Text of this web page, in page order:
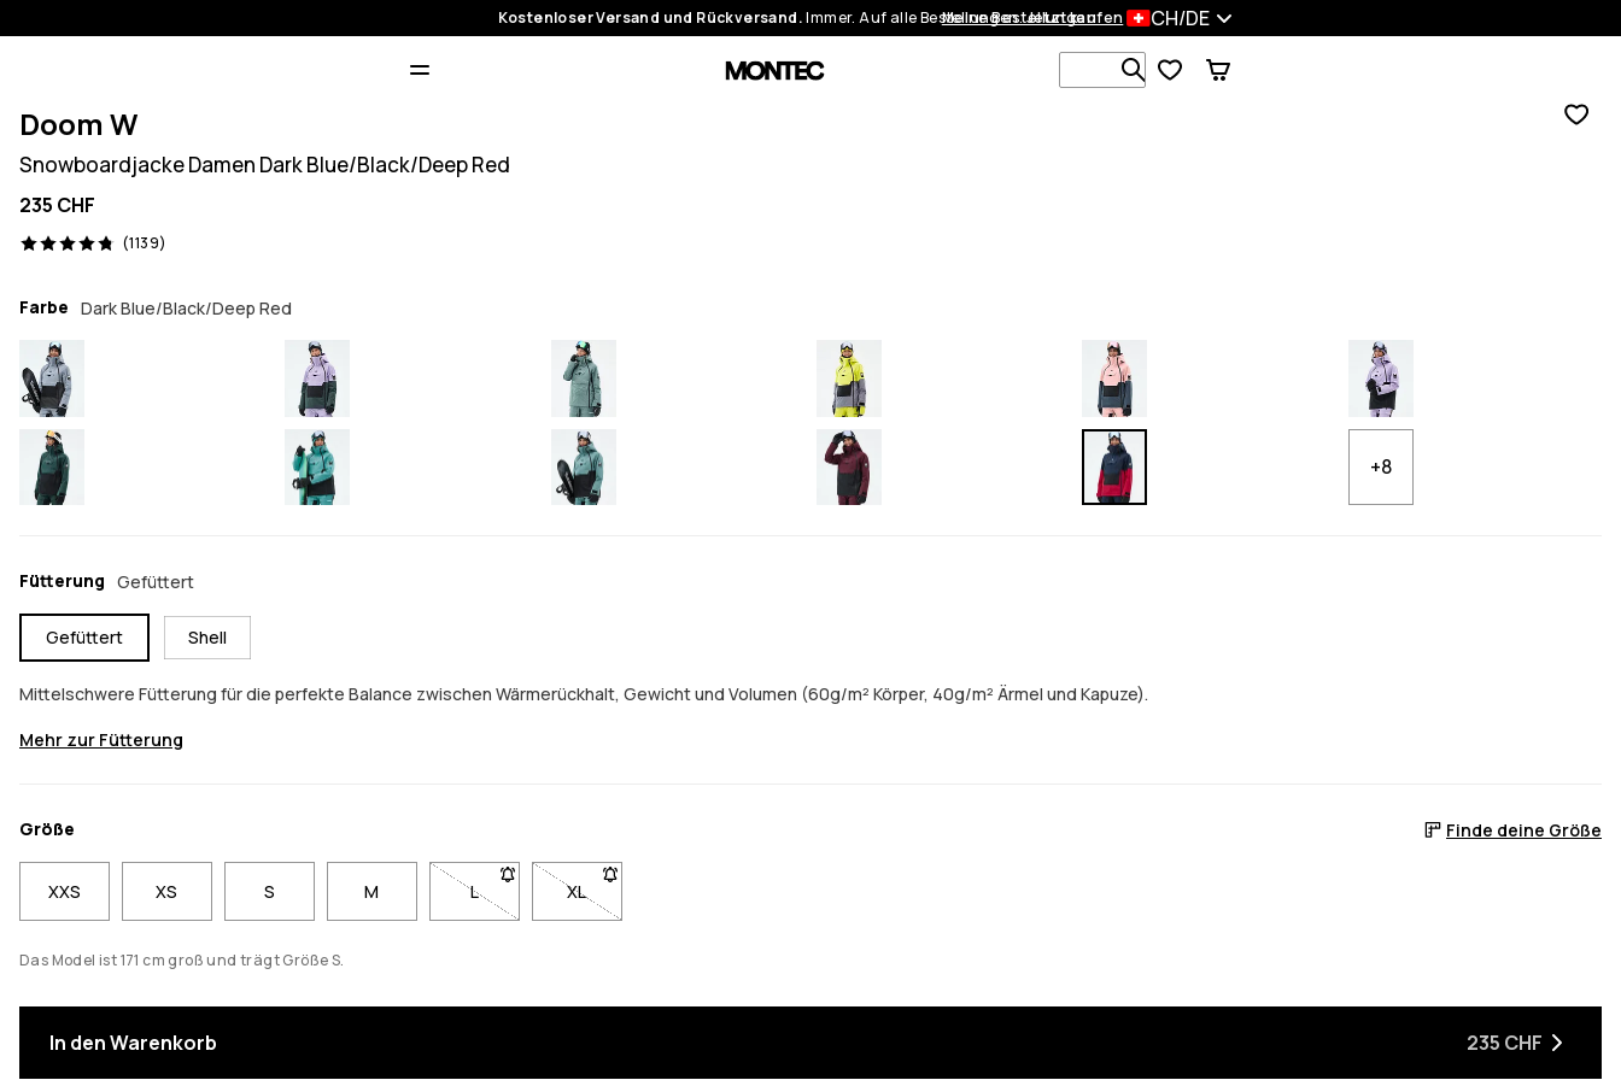
Kostenloser Versand und Rückversand.Immer. Auf alle Bestellungen.Jetzt kaufen
Meine Bestellungen CH/DE
Durchsuche 1 000+ Produkte
Doom W
Snowboardjacke Damen Dark Blue/Black/Deep Red
235 CHF
(1139)
1139 Reviews, 4.8/5
Farbe Dark Blue/Black/Deep Red
+8
Fütterung Gefüttert
Gefüttert Shell
Mittelschwere Fütterung für die perfekte Balance zwischen Wärmerückhalt, Gewicht und Volumen (60g/m² Körper, 40g/m² Ärmel und Kapuze).
Mehr zur Fütterung
Größe Finde deine Größe
XXS XS S M L- Größe L nicht verfügbar. Klicke, um benachrichtigt zu werden, wenn sie wieder auf Lager ist
XL- Größe XL nicht verfügbar. Klicke, um benachrichtigt zu werden, wenn sie wieder auf Lager ist
Das Model ist 171 cm groß und trägt Größe S.
In den Warenkorb 235 CHF